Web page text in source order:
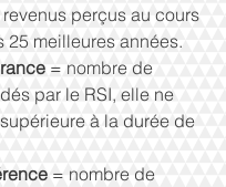
perçus au cours
25 meilleures années.
= nombre de
par le RSI, elle ne
à la durée de
= nombre de